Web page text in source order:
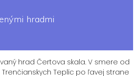
hradmi
hrad Čertova skala. V smere od
Teplíc po ľavej strane